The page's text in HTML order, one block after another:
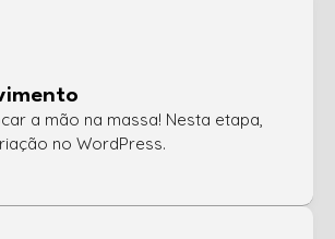
a mão na massa! Nesta etapa,
no WordPress.